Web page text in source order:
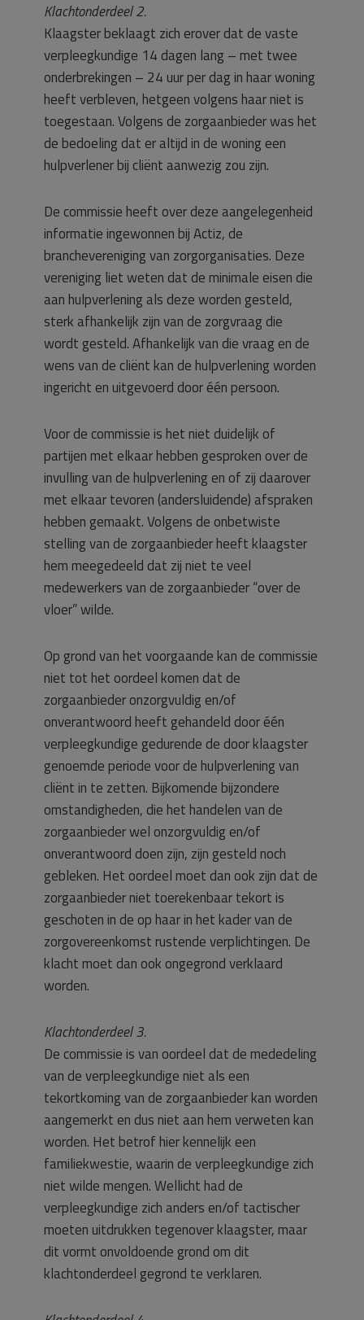
Klachtonderdeel 2.
Klaagster beklaagt zich erover dat de vaste
verpleegkundige 14 dagen lang – met twee
onderbrekingen – 24 uur per dag in haar woning
heeft verbleven, hetgeen volgens haar niet is
toegestaan. Volgens de zorgaanbieder was het
de bedoeling dat er altijd in de woning een
hulpverlener bij cliënt aanwezig zou zijn.
De commissie heeft over deze aangelegenheid
informatie ingewonnen bij Actiz, de
branchevereniging van zorgorganisaties. Deze
vereniging liet weten dat de minimale eisen die
aan hulpverlening als deze worden gesteld,
sterk afhankelijk zijn van de zorgvraag die
wordt gesteld. Afhankelijk van die vraag en de
wens van de cliënt kan de hulpverlening worden
ingericht en uitgevoerd door één persoon.
Voor de commissie is het niet duidelijk of
partijen met elkaar hebben gesproken over de
invulling van de hulpverlening en of zij daarover
met elkaar tevoren (andersluidende) afspraken
hebben gemaakt. Volgens de onbetwiste
stelling van de zorgaanbieder heeft klaagster
hem meegedeeld dat zij niet te veel
medewerkers van de zorgaanbieder “over de
vloer” wilde.
Op grond van het voorgaande kan de commissie
niet tot het oordeel komen dat de
zorgaanbieder onzorgvuldig en/of
onverantwoord heeft gehandeld door één
verpleegkundige gedurende de door klaagster
genoemde periode voor de hulpverlening van
cliënt in te zetten. Bijkomende bijzondere
omstandigheden, die het handelen van de
zorgaanbieder wel onzorgvuldig en/of
onverantwoord doen zijn, zijn gesteld noch
gebleken. Het oordeel moet dan ook zijn dat de
zorgaanbieder niet toerekenbaar tekort is
geschoten in de op haar in het kader van de
zorgovereenkomst rustende verplichtingen. De
klacht moet dan ook ongegrond verklaard
worden.
Klachtonderdeel 3.
De commissie is van oordeel dat de mededeling
van de verpleegkundige niet als een
tekortkoming van de zorgaanbieder kan worden
aangemerkt en dus niet aan hem verweten kan
worden. Het betrof hier kennelijk een
familiekwestie, waarin de verpleegkundige zich
niet wilde mengen. Wellicht had de
verpleegkundige zich anders en/of tactischer
moeten uitdrukken tegenover klaagster, maar
dit vormt onvoldoende grond om dit
klachtonderdeel gegrond te verklaren.